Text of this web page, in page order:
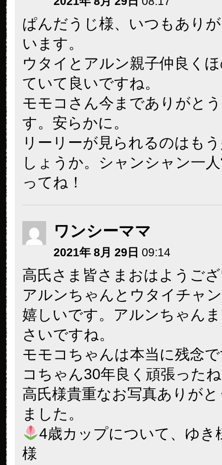
ぱんだうじ様、いつもあり
います。
ウタイとアルン親子仲良く
ていて良いですね。
モモコさん今までありがと
す。安らかに。
リーリーが見られるのはも
しょうか。シャンシャン一
ってね！
ワンシーママ
2021年 8月 29日 09:14
高氏さま皆さまおはようご
アルンちゃんとウタイチャ
嬉しいです。アルンちゃん
さいですね。
モモコちゃんは本当に残念
コちゃん30年良く頑張った
高氏様貴重なお写真ありが
ました。
4歳カップについて、ゆき
様